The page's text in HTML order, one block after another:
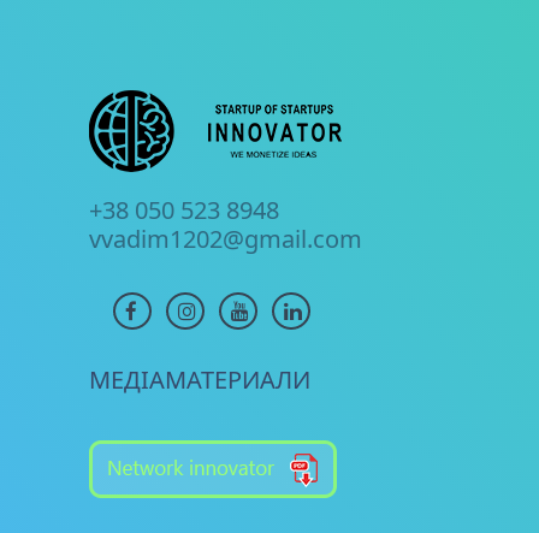
+38 050 523 8948
vvadim1202@gmail.com
МЕДІАМАТЕРИАЛИ